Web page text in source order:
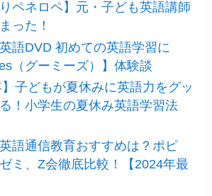
りペネロペ】元・子ども英語講師
った！
語DVD 初めての英語学習に
（グーミーズ）】体験談
】子どもが夏休みに英語力をグッ
！小学生の夏休み英語学習法
語通信教育おすすめは？ポピ
ミ、Z会徹底比較！【2024年最